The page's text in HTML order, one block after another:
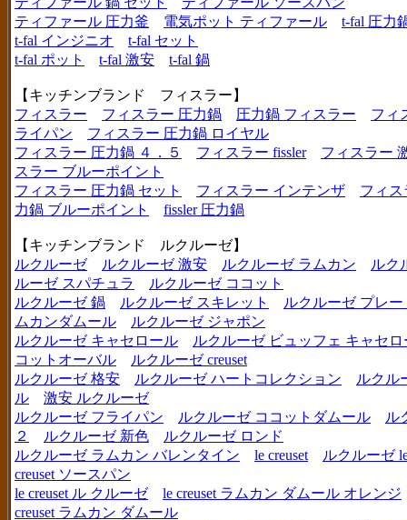
ティファール 圧力釜
電気ポット ティファール
t-fal 圧力
t-fal インジニオ
t-fal セット
t-fal ポット
t-fal 激安 t-fal 鍋
【キッチンブランド フィスラー】
フィスラー
フィスラー 圧力鍋 圧力鍋 フィスラー
フィ
ライパン
フィスラー 圧力鍋 ロイヤル
フィスラー 圧力鍋 ４．５
フィスラー fissler
フィスラー
スラー ブルーポイント
フィスラー 圧力鍋 セット
フィスラー インテンザ
フィ
力鍋 ブルーポイント
fissler 圧力鍋
【キッチンブランド ルクルーゼ】
ルクルーゼ
ルクルーゼ 激安 ルクルーゼ ラムカン
ルク
ルーゼ スパチュラ
ルクルーゼ ココット
ルクルーゼ 鍋
ルクルーゼ スキレット
ルクルーゼ プレ
ムカンダムール
ルクルーゼ ジャポン
ルクルーゼ キャセロール
ルクルーゼ ビュッフェ キャセロ
コットオーバル
ルクルーゼ creuset
ルクルーゼ 格安
ルクルーゼ ハートコレクション
ルクル
ル
激安 ルクルーゼ
ルクルーゼ フライパン
ルクルーゼ ココットダムール
ル
２
ルクルーゼ 新色
ルクルーゼ ロンド
ルクルーゼ ラムカン バレンタイン
le creuset
ルクルーゼ
creuset ソースパン
le creuset ル クルーゼ
le creuset ラムカン ダムール オレンジ
creuset ラムカン ダムール